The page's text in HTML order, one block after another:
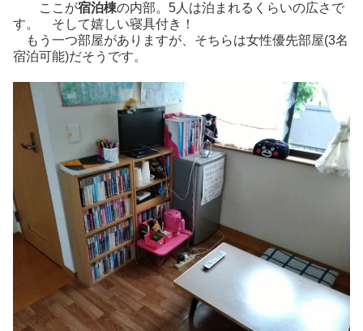
ここが宿泊棟の内部。5人は泊まれるくらいの広さで
す。 そして嬉しい寝具付き！
もう一つ部屋がありますが、そちらは女性優先部屋(3名
宿泊可能)だそうです。